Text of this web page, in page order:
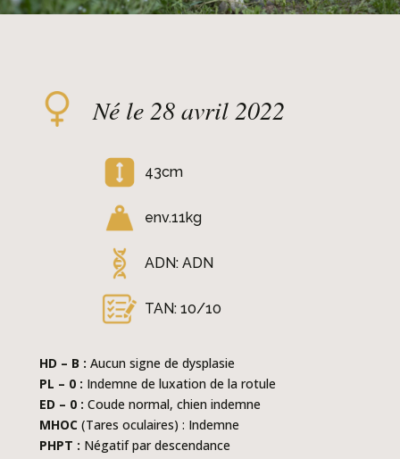
Né le 28 avril 2022
43cm
env.11kg
ADN: ADN
TAN: 10/10
HD – B : Aucun signe de dysplasie
PL – 0 : Indemne de luxation de la rotule
ED – 0 : Coude normal, chien indemne
MHOC (Tares oculaires) : Indemne
PHPT : Négatif par descendance